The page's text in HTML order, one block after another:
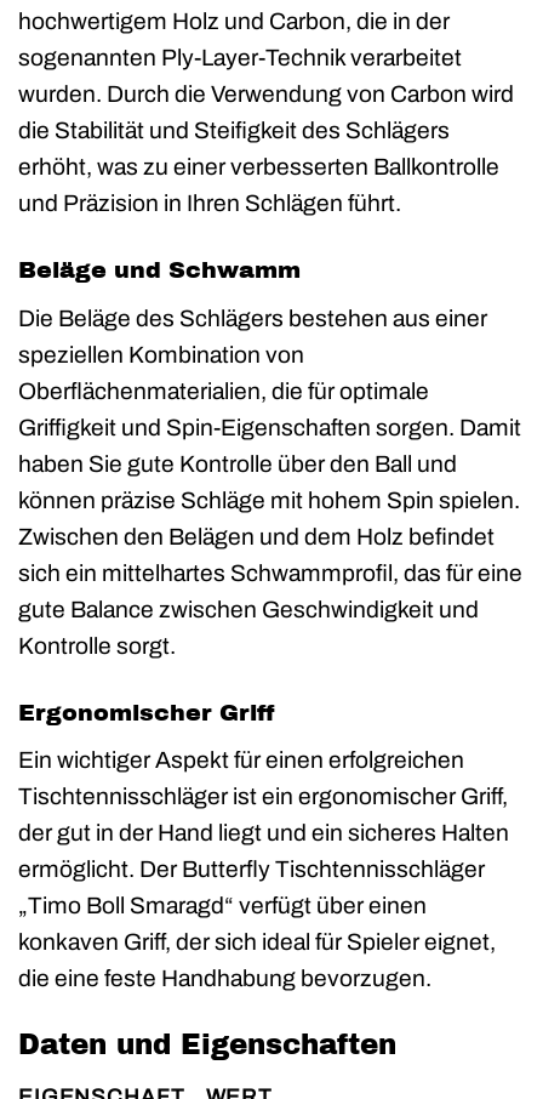
hochwertigem Holz und Carbon, die in der
sogenannten Ply-Layer-Technik verarbeitet
wurden. Durch die Verwendung von Carbon wird
die Stabilität und Steifigkeit des Schlägers
erhöht, was zu einer verbesserten Ballkontrolle
und Präzision in Ihren Schlägen führt.
Beläge und Schwamm
Die Beläge des Schlägers bestehen aus einer
speziellen Kombination von
Oberflächenmaterialien, die für optimale
Griffigkeit und Spin-Eigenschaften sorgen. Damit
haben Sie gute Kontrolle über den Ball und
können präzise Schläge mit hohem Spin spielen.
Zwischen den Belägen und dem Holz befindet
sich ein mittelhartes Schwammprofil, das für eine
gute Balance zwischen Geschwindigkeit und
Kontrolle sorgt.
Ergonomischer Griff
Ein wichtiger Aspekt für einen erfolgreichen
Tischtennisschläger ist ein ergonomischer Griff,
der gut in der Hand liegt und ein sicheres Halten
ermöglicht. Der Butterfly Tischtennisschläger
„Timo Boll Smaragd“ verfügt über einen
konkaven Griff, der sich ideal für Spieler eignet,
die eine feste Handhabung bevorzugen.
Daten und Eigenschaften